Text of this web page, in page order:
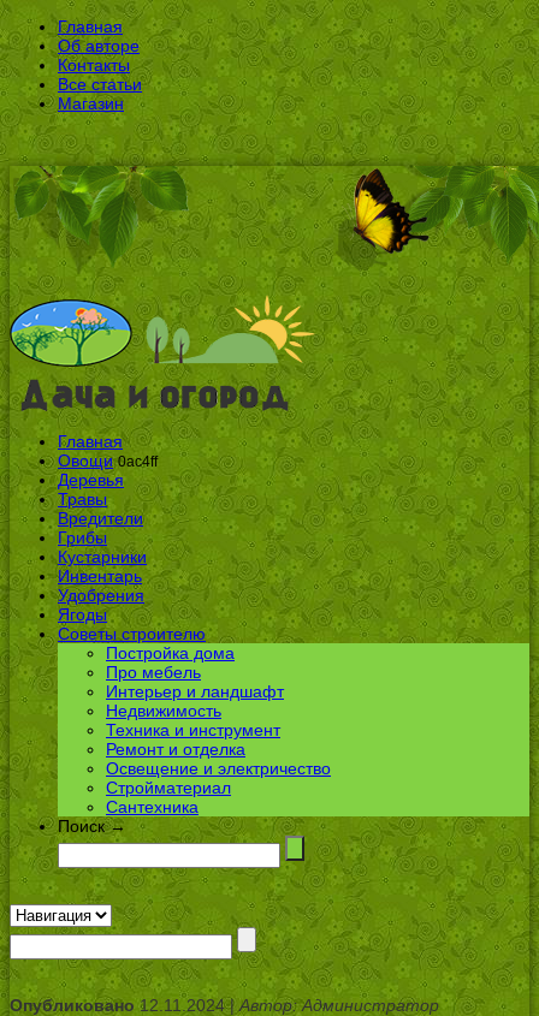
Главная
Об авторе
Контакты
Все статьи
Магазин
Главная
Овощи 0ac4ff
Деревья
Травы
Вредители
Грибы
Кустарники
Инвентарь
Удобрения
Ягоды
Советы строителю
Постройка дома
Про мебель
Интерьер и ландшафт
Недвижимость
Техника и инструмент
Ремонт и отделка
Освещение и электричество
Стройматериал
Сантехника
Поиск →
Опубликовано12.11.2024 | Автор: Администратор